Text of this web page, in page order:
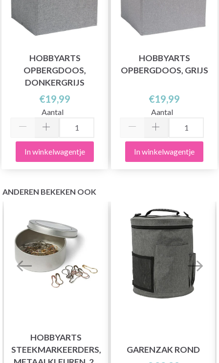
HOBBYARTS
OPBERGDOOS,
DONKERGRIJS
€19,99
Aantal
In winkelwagentje
HOBBYARTS
OPBERGDOOS, GRIJS
€19,99
Aantal
In winkelwagentje
ANDEREN BEKEKEN OOK
HOBBYARTS
STEEKMARKEERDERS,
GARENZAK ROND